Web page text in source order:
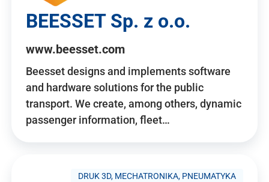
BEESSET Sp. z o.o.
www.beesset.com
Beesset designs and implements software
and hardware solutions for the public
transport. We create, among others, dynamic
passenger information, fleet…
DRUK 3D, MECHATRONIKA, PNEUMATYKA